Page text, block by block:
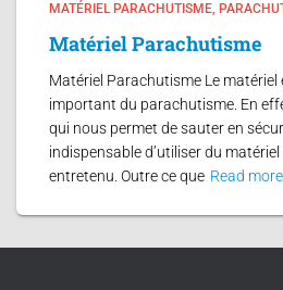
MATÉRIEL PARACHUTISME
Matériel Parachutisme
Matériel Parachutisme Le
important du parachutisme. En
qui nous permet de sauter en
indispensable d’utiliser du
entretenu. Outre ce que Read more